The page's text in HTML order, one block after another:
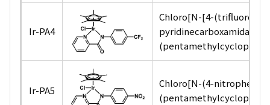
Ir-PA4
Chloro[N-[4-
pyridinecarboxamidato]
Ir-PA5
Chloro[N-(4-